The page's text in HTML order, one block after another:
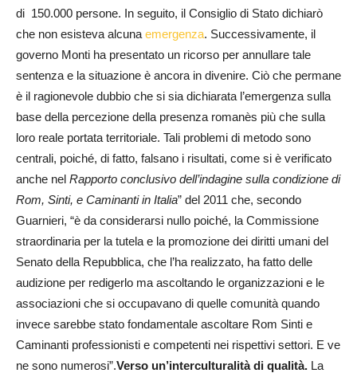
di 150.000 persone. In seguito, il Consiglio di Stato dichiarò
che non esisteva alcuna emergenza. Successivamente, il
governo Monti ha presentato un ricorso per annullare tale
sentenza e la situazione è ancora in divenire. Ciò che permane
è il ragionevole dubbio che si sia dichiarata l’emergenza sulla
base della percezione della presenza romanès più che sulla
loro reale portata territoriale. Tali problemi di metodo sono
centrali, poiché, di fatto, falsano i risultati, come si è verificato
anche nel Rapporto conclusivo dell’indagine sulla condizione di
Rom, Sinti, e Caminanti in Italia” del 2011 che, secondo
Guarnieri, “è da considerarsi nullo poiché, la Commissione
straordinaria per la tutela e la promozione dei diritti umani del
Senato della Repubblica, che l’ha realizzato, ha fatto delle
audizione per redigerlo ma ascoltando le organizzazioni e le
associazioni che si occupavano di quelle comunità quando
invece sarebbe stato fondamentale ascoltare Rom Sinti e
Caminanti professionisti e competenti nei rispettivi settori. E ve
ne sono numerosi”.Verso un’interculturalità di qualità. La